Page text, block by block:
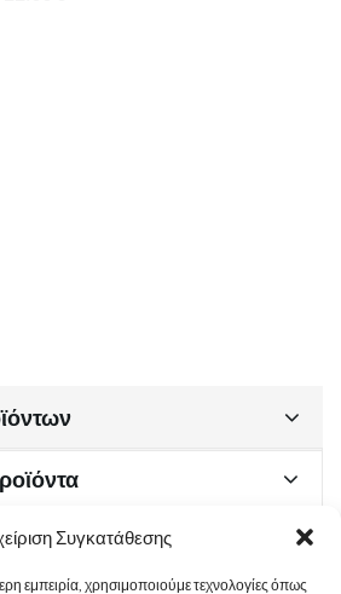
Συγκατάθεσης
εμπειρία, χρησιμοποιούμε τεχνολογίες όπως